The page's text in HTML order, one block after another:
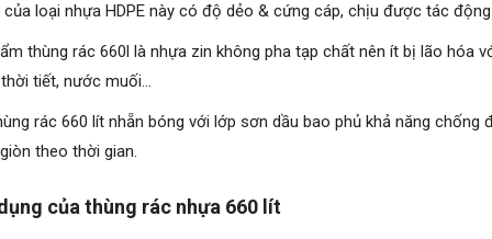
loại nhựa HDPE này có độ dẻo & cứng cáp, chịu được tác
thùng rác 660l là nhựa zin không pha tạp chất nên ít bị lão hóa
tiết, nước muối…
rác 660 lít nhẵn bóng với lớp sơn dầu bao phủ khả năng
theo thời gian.
của thùng rác nhựa 660 lít